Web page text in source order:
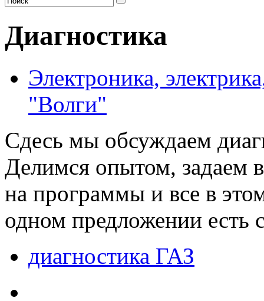
Диагностика
Электроника,
"Волги"
Сдесь мы обсуждаем
Делимся опытом, задаем
на программы и все в
одном предложении есть
диагностика ГАЗ